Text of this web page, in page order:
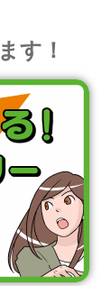
す！